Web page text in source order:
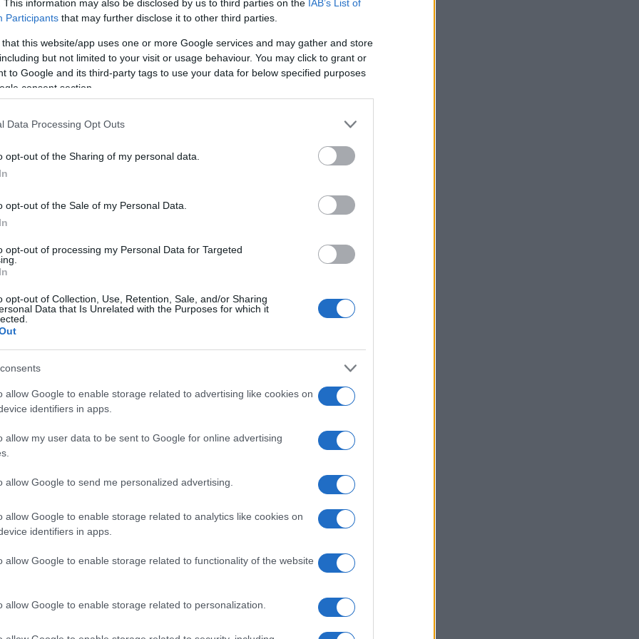
This information may also be disclosed by us to third parties on the IAB’s List of
Participants that may further disclose it to other third parties.
that this website/app uses one or more Google services and may gather and store
but not limited to your visit or usage behaviour. You may click to grant or
to Google and its third-party tags to use your data for below specified purposes
consent section.
Data Processing Opt Outs
opt-out of the Sharing of my personal data.
opt-out of the Sale of my Personal Data.
opt-out of processing my Personal Data for Targeted
opt-out of Collection, Use, Retention, Sale, and/or Sharing
Data that Is Unrelated with the Purposes for which it
allow Google to enable storage related to advertising like cookies on
identifiers in apps.
allow my user data to be sent to Google for online advertising
allow Google to send me personalized advertising.
allow Google to enable storage related to analytics like cookies on
identifiers in apps.
allow Google to enable storage related to functionality of the website
allow Google to enable storage related to personalization.
για καταβολή επιδομάτων
στο πλαίσιο επιδοτούμενων
που συμμετείχαν σε προγράμματα
για επιδοτούμενη άδεια μητρότητας.
Tweet Send
μας στοGoogle News